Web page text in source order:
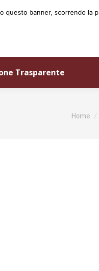
Trasparente
Tu sei
Home
banner, scorrendo la